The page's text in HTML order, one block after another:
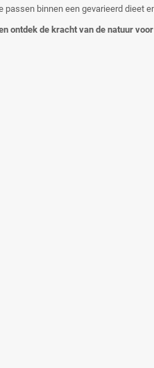
binnen een gevarieerd dieet
ontdek de kracht van de natuur